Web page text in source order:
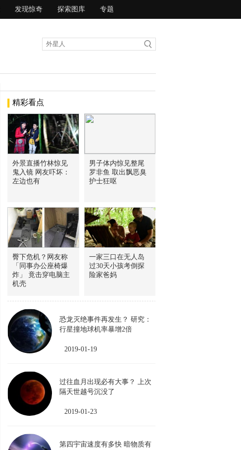
发现惊奇 探索图库 专题
精彩看点
外景直播竹林惊见
鬼入镜 网友吓坏：
左边也有
男子体内惊见整尾
罗非鱼 取出飘恶臭
护士狂呕
臀下危机？网友称
「同事办公座椅爆
炸」 竟击穿电脑主
机壳
一家三口在无人岛
过30天小孩考倒探
险家爸妈
恐龙灭绝事件再发生？ 研究：
行星撞地球机率暴增2倍
2019-01-19
过往血月出现必有大事？ 上次
隔天世越号沉没了
2019-01-23
第四宇宙速度有多快 暗物质有